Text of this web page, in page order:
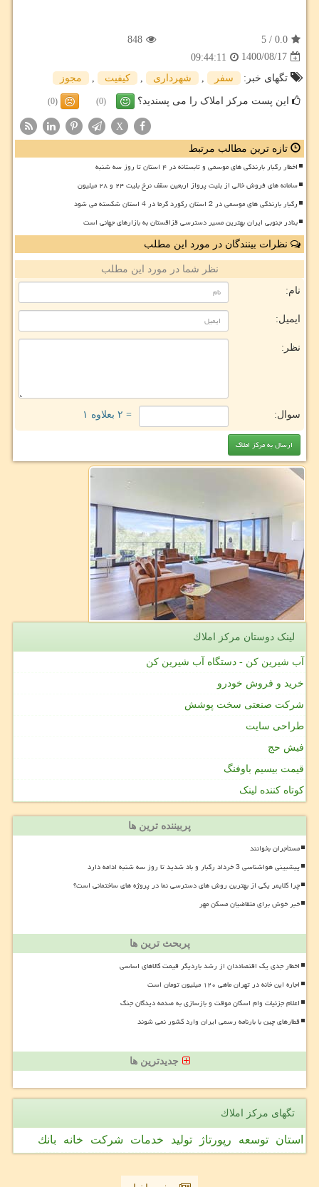
0.0
/
5
848
1400/08/17
09:44:11
تگهای خبر:
سفر شهرداری كیفیت مجوز
این پست مرکز املاک را می پسندید؟ (0)
(0)
X
تازه ترین مطالب مرتبط
اخطار رگبار بارندگی های موسمی و تابستانه در ۴ استان تا روز سه شنبه
سامانه های فروش خالی از بلیت پرواز اربعین سقف نرخ بلیت ۲۴ و ۲۸ میلیون
رگبار بارندگی های موسمی در 2 استان رکورد گرما در 4 استان شکسته می شود
بنادر جنوبی ایران بهترین مسیر دسترسی قزاقستان به بازارهای جهانی است
نظرات بینندگان در مورد این مطلب
نظر شما در مورد این مطلب
نام:
ایمیل:
نظر:
سوال: = ۲ بعلاوه ۱
لینک دوستان مركز املاك
آب شیرین کن - دستگاه آب شیرین کن
خرید و فروش خودرو
شرکت صنعتی سخت پوشش
طراحی سایت
فیش حج
قیمت بیسیم باوفنگ
کوتاه کننده لینک
پربیننده ترین ها
مستأجران بخوانند
پیشبینی هواشناسی 3 خرداد رگبار و باد شدید تا روز سه شنبه ادامه دارد
چرا کلایمر یکی از بهترین روش های دسترسی نما در پروژه های ساختمانی است؟
خبر خوش برای متقاضیان مسکن مهر
پربحث ترین ها
اخطار جدی یک اقتصاددان از رشد باردیگر قیمت کالاهای اساسی
اجاره این خانه در تهران ماهی ۱۲۰ میلیون تومان است
اعلام جزئیات وام اسکان موقت و بازسازی به صدمه دیدگان جنگ
قطارهای چین با بارنامه رسمی ایران وارد کشور نمی شوند
جدیدترین ها
تگهای مركز املاك
استان توسعه رپورتاژ تولید خدمات شركت خانه بانك